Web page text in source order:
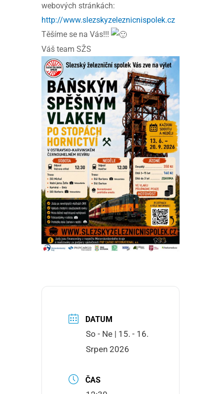
webových stránkách:
http://www.slezskyzeleznicnispolek.cz
Těšíme se na Vás!!!
Váš team SŽS
DATUM
So - Ne | 15. - 16.
Srpen 2026
ČAS